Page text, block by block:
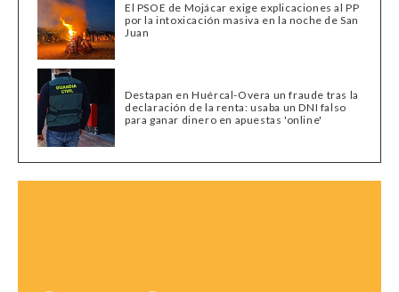
El PSOE de Mojácar exige explicaciones al PP
por la intoxicación masiva en la noche de San
Juan
Destapan en Huércal-Overa un fraude tras la
declaración de la renta: usaba un DNI falso
para ganar dinero en apuestas 'online'